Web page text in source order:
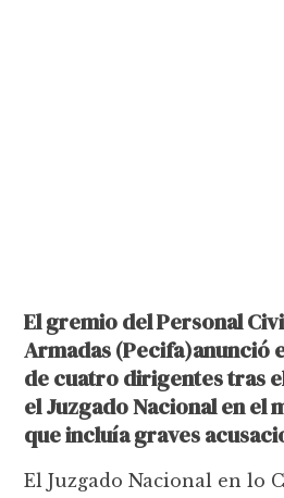
El gremio del Personal
Armadas (Pecifa)anunció
de cuatro dirigentes tras
el Juzgado Nacional en el
que incluía graves
El Juzgado Nacional en lo